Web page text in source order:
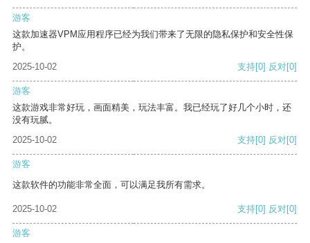
游客
这款加速器VPM应用程序已经为我们带来了无限的隐私保护和安全性保
护。
2025-10-02
支持[0] 反对[0]
游客
这款游戏非常好玩，画面精美，玩法丰富。我已经玩了好几个小时，还
没有玩腻。
2025-10-02
支持[0] 反对[0]
游客
这款软件的功能非常全面，可以满足我所有需求。
2025-10-02 支持[0] 反对[0]
游客